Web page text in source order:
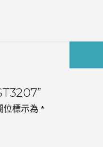
位標示為 *